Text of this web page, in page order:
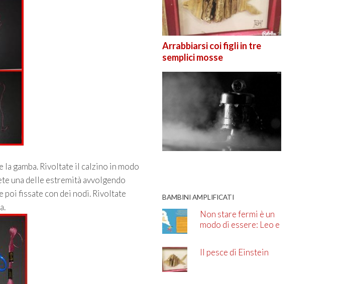
la gamba. Rivoltate il calzino in modo
una delle estremità avvolgendo
fissate con dei nodi. Rivoltate
Arrabbiarsi coi figli in tre
semplici mosse
BAMBINI AMPLIFICATI
Non stare fermi è un
modo di essere: Leo e
Il pesce di Einstein